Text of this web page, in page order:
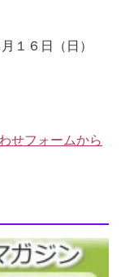
月１６日（日）
せフォームから